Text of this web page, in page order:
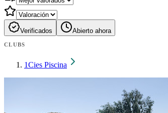
Verificados Abierto ahora
CLUBS
1Cies Piscina